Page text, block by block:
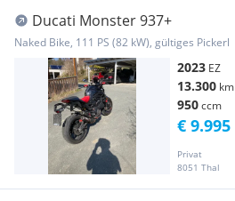
Ducati Monster 937+
Naked Bike, 111 PS (82 kW), gültiges Pickerl
2023 EZ
13.300 km
950ccm
Privat
8051 Thal
€ 9.995